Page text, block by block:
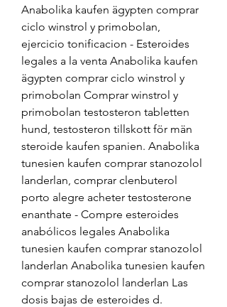
Anabolika kaufen ägypten comprar
ciclo winstrol y primobolan,
ejercicio tonificacion - Esteroides
legales a la venta Anabolika kaufen
ägypten comprar ciclo winstrol y
primobolan Comprar winstrol y
primobolan testosteron tabletten
hund, testosteron tillskott för män
steroide kaufen spanien. Anabolika
tunesien kaufen comprar stanozolol
landerlan, comprar clenbuterol
porto alegre acheter testosterone
enanthate - Compre esteroides
anabólicos legales Anabolika
tunesien kaufen comprar stanozolol
landerlan Anabolika tunesien kaufen
comprar stanozolol landerlan Las
dosis bajas de esteroides d.